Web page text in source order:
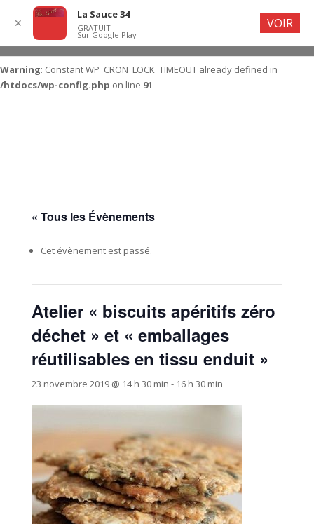
Warning: Constant WP_CRON_LOCK_TIMEOUT already defined in
/htdocs/wp-config.php on line 91
« Tous les Évènements
Cet évènement est passé.
Atelier « biscuits apéritifs zéro
déchet » et « emballages
réutilisables en tissu enduit »
23 novembre 2019 @ 14 h 30 min - 16 h 30 min
✕
La Sauce 34
GRATUIT
Sur Google Play
VOIR